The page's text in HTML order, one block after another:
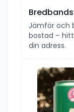
Jämför och
bostad –
din adress.